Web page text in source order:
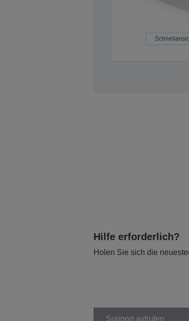
Hilfe erforderlich?
Holen Sie sich die
Support aufrufen